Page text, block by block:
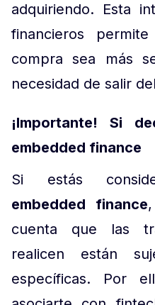
adquiriendo. Esta
financieros
compra sea más
necesidad de salir
¡Importante! Si
embedded finance
Si estás
embedded finance
cuenta que las
realicen están
específicas. Por